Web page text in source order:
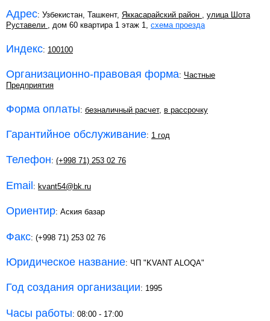
Адрес: Узбекистан, Ташкент, Яккасарайский район , улица Шота
Руставели , дом 60 квартира 1 этаж 1, схема проезда
Индекс: 100100
Организационно-правовая форма: Частные
Предприятия
Форма оплаты: безналичный расчет, в рассрочку
Гарантийное обслуживание: 1 год
Телефон: (+998 71) 253 02 76
Email: kvant54@bk.ru
Ориентир: Аския базар
Факс: (+998 71) 253 02 76
Юридическое название: ЧП "KVANT ALOQA"
Год создания организации: 1995
Часы работы: 08:00 - 17:00